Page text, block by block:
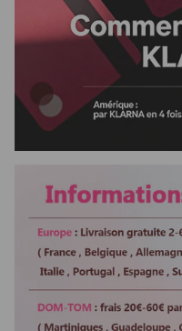
Colorable Ou Décolorable